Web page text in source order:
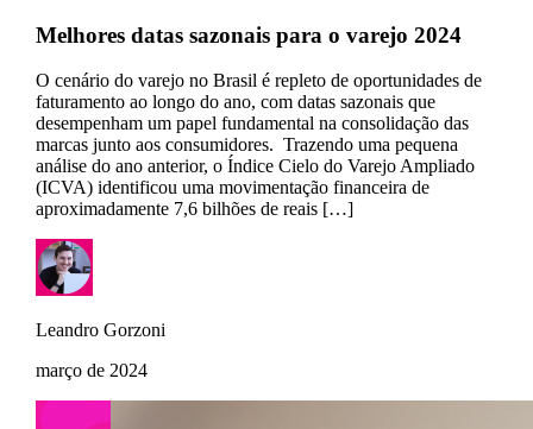
Melhores datas sazonais para o varejo 2024
O cenário do varejo no Brasil é repleto de oportunidades de
faturamento ao longo do ano, com datas sazonais que
desempenham um papel fundamental na consolidação das
marcas junto aos consumidores. Trazendo uma pequena
análise do ano anterior, o Índice Cielo do Varejo Ampliado
(ICVA) identificou uma movimentação financeira de
aproximadamente 7,6 bilhões de reais […]
Leandro Gorzoni
março de 2024